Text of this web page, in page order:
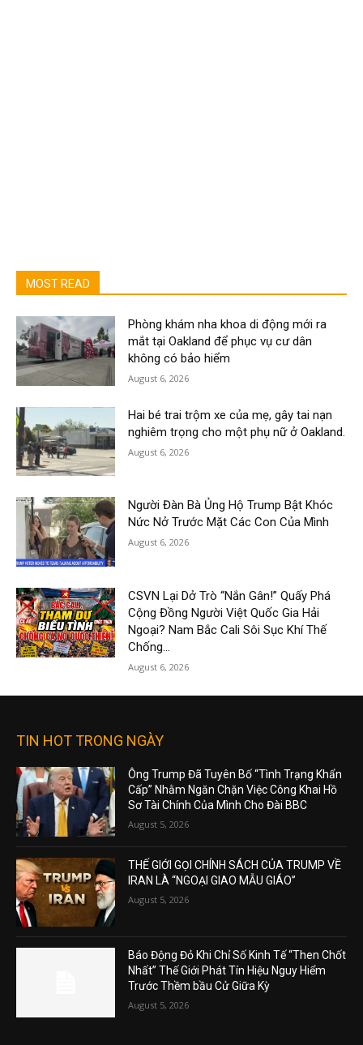
MOST READ
Phòng khám nha khoa di động mới ra
mắt tại Oakland để phục vụ cư dân
không có bảo hiểm
August 6, 2026
Hai bé trai trộm xe của mẹ, gây tai nạn
nghiêm trọng cho một phụ nữ ở Oakland.
August 6, 2026
Người Đàn Bà Ủng Hộ Trump Bật Khóc
Nức Nở Trước Mặt Các Con Của Mình
August 6, 2026
CSVN Lại Dở Trò “Nắn Gân!” Quấy Phá
Cộng Đồng Người Việt Quốc Gia Hải
Ngoại? Nam Bắc Cali Sôi Sục Khí Thế
Chống...
August 6, 2026
TIN HOT TRONG NGÀY
Ông Trump Đã Tuyên Bố “Tình Trạng Khẩn
Cấp” Nhằm Ngăn Chặn Việc Công Khai Hồ
Sơ Tài Chính Của Mình Cho Đài BBC
August 5, 2026
THẾ GIỚI GỌI CHÍNH SÁCH CỦA TRUMP VỀ
IRAN LÀ “NGOẠI GIAO MẪU GIÁO”
August 5, 2026
Báo Động Đỏ Khi Chỉ Số Kinh Tế “Then Chốt
Nhất” Thế Giới Phát Tín Hiệu Nguy Hiểm
Trước Thềm bầu Cử Giữa Kỳ
August 5, 2026